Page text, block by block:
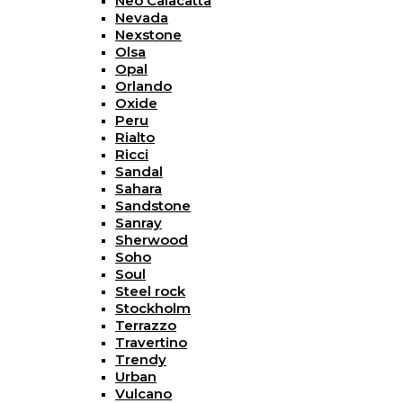
Nevada
Nexstone
Olsa
Opal
Orlando
Oxide
Peru
Rialto
Ricci
Sandal
Sahara
Sandstone
Sanray
Sherwood
Soho
Soul
Steel rock
Stockholm
Terrazzo
Travertino
Trendy
Urban
Vulcano